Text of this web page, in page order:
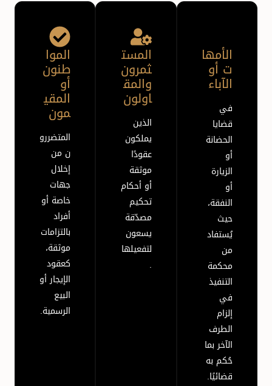
الأمها
ت أو
الآباء
في
قضايا
الحضانة
أو
الزيارة
أو
النفقة،
حيث
يُستفاد
من
محكمة
التنفيذ
في
إلزام
الطرف
الآخر بما
حُكم به
قضائيًا.
المست
ثمرون
والمق
اولون
الذين
يملكون
عقودًا
موثقة
أو أحكام
تحكيم
مصدّقة
يسعون
لتفعيلها
.
الموا
طنون
أو
المقي
مون
المتضررو
ن من
إخلال
جهات
خاصة أو
أفراد
بالتزامات
موثقة،
كعقود
الإيجار أو
البيع
الرسمية.